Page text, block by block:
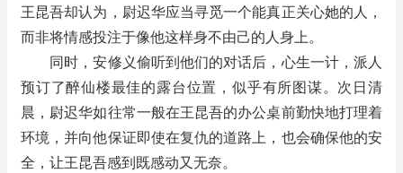
王昆吾却认为，尉迟华应当寻觅一个能真正关心她的人，
而非将情感投注于像他这样身不由己的人身上。
同时，安修义偷听到他们的对话后，心生一计，派人
预订了醉仙楼最佳的露台位置，似乎有所图谋。次日清
晨，尉迟华如往常一般在王昆吾的办公桌前勤快地打理着
环境，并向他保证即使在复仇的道路上，也会确保他的安
全，让王昆吾感到既感动又无奈。